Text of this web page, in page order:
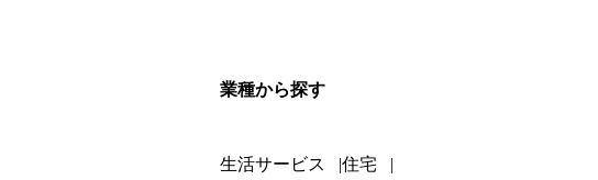
業種から探す
生活サービス 住宅